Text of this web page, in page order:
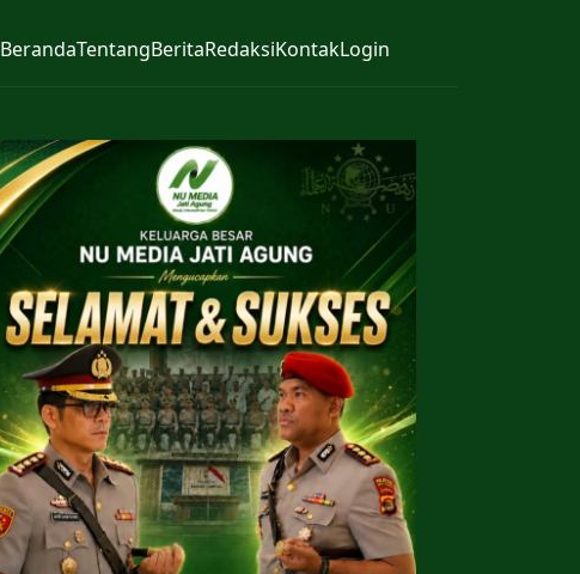
BerandaTentangBeritaRedaksiKontakLogin